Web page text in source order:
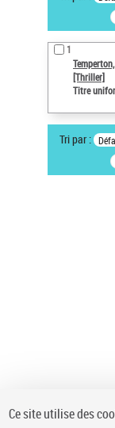
Recherche
notices
Œuvres liées à
Temperton,
Auteur d’œuvre
Type de
1
[Thriller]
Titre
Tri par :
Ce site utilise des